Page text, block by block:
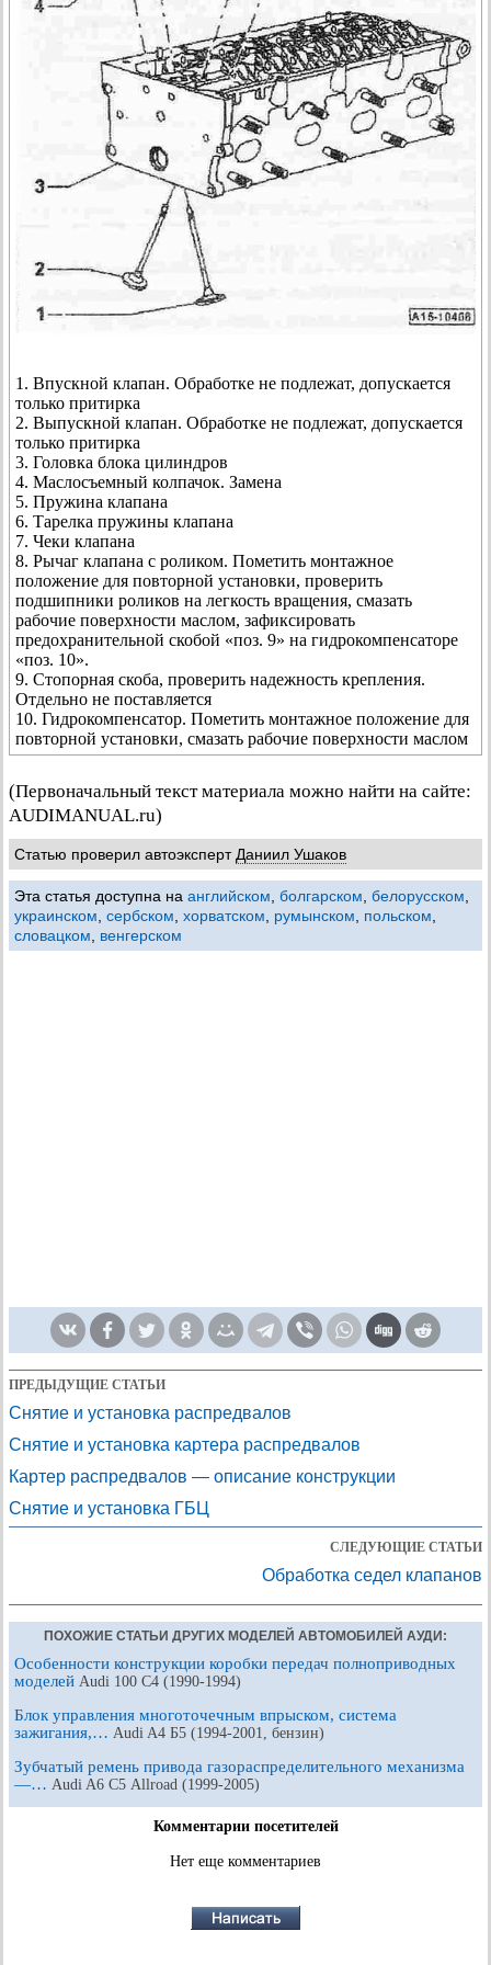
1. Впускной клапан. Обработке не подлежат, допускается
только притирка
2. Выпускной клапан. Обработке не подлежат, допускается
только притирка
3. Головка блока цилиндров
4. Маслосъемный колпачок. Замена
5. Пружина клапана
6. Тарелка пружины клапана
7. Чеки клапана
8. Рычаг клапана с роликом. Пометить монтажное
положение для повторной установки, проверить
подшипники роликов на легкость вращения, смазать
рабочие поверхности маслом, зафиксировать
предохранительной скобой «поз. 9» на гидрокомпенсаторе
«поз. 10».
9. Стопорная скоба, проверить надежность крепления.
Отдельно не поставляется
10. Гидрокомпенсатор. Пометить монтажное положение для
повторной установки, смазать рабочие поверхности маслом
(Первоначальный текст материала можно найти на сайте:
AUDIMANUAL.ru)
Статью проверил автоэксперт Даниил Ушаков
Эта статья доступна на английском болгарском белорусском
украинском сербском хорватском румынском польском
словацком
венгерском
ПРЕДЫДУЩИЕ СТАТЬИ
Снятие и установка распредвалов
Снятие и установка картера распредвалов
Картер распредвалов — описание конструкции
Снятие и установка ГБЦ
СЛЕДУЮЩИЕ СТАТЬИ
Обработка седел клапанов
ПОХОЖИЕ СТАТЬИ ДРУГИХ МОДЕЛЕЙ АВТОМОБИЛЕЙ АУДИ:
Особенности конструкции коробки передач полноприводных
моделей Audi 100 С4 (1990-1994)
Блок управления многоточечным впрыском, система
зажигания,… Audi A4 Б5 (1994-2001, бензин)
Зубчатый ремень привода газораспределительного механизма
—… Audi A6 С5 Allroad (1999-2005)
Комментарии посетителей
Нет еще комментариев